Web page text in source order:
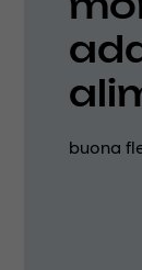
buona